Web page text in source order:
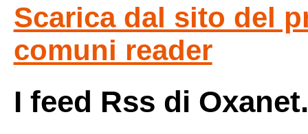
Scarica dal sito del
comuni reader
I feed Rss di